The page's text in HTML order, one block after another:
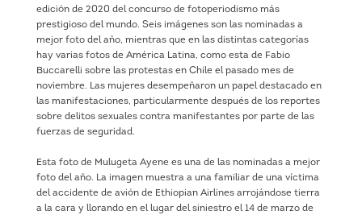
edición de 2020 del concurso de fotoperiodismo más
prestigioso del mundo. Seis imágenes son las nominadas a
mejor foto del año, mientras que en las distintas categorías
hay varias fotos de América Latina, como esta de Fabio
Buccarelli sobre las protestas en Chile el pasado mes de
noviembre. Las mujeres desempeñaron un papel destacado en
las manifestaciones, particularmente después de los reportes
sobre delitos sexuales contra manifestantes por parte de las
fuerzas de seguridad.
Esta foto de Mulugeta Ayene es una de las nominadas a mejor
foto del año. La imagen muestra a una familiar de una víctima
del accidente de avión de Ethiopian Airlines arrojándose tierra
a la cara y llorando en el lugar del siniestro el 14 de marzo de